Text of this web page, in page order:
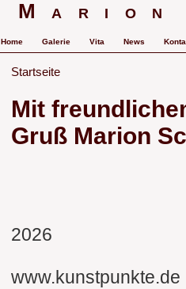
Home Galerie Vita News
Startseite
Mit
Gruß Marion
2026
www.kunstpunkte.de